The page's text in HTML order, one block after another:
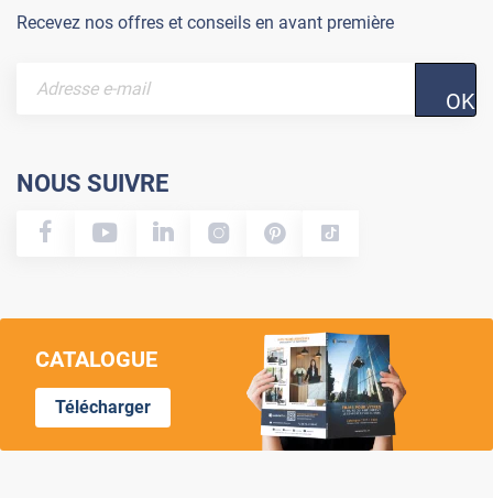
Recevez nos offres et conseils en avant première
OK
NOUS SUIVRE
CATALOGUE
Télécharger